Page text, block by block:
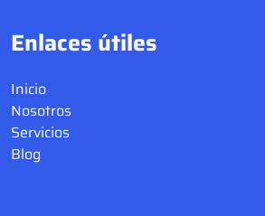
Enlaces útiles
Inicio
Nosotros
Servicios
Blog